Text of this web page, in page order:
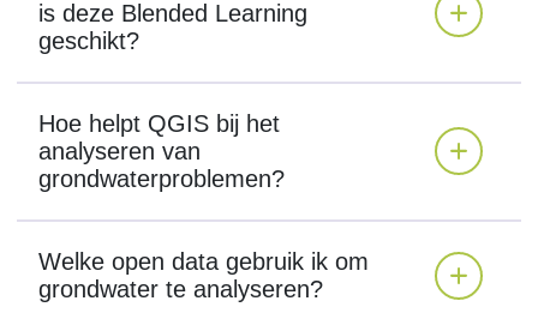
is deze Blended Learning
geschikt?
Hoe helpt QGIS bij het
analyseren van
grondwaterproblemen?
Welke open data gebruik ik om
grondwater te analyseren?